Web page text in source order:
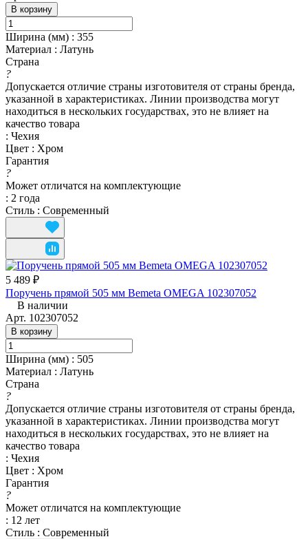
В корзину
Ширина (мм) : 355
Материал : Латунь
Страна
?
Допускается отличие страны изготовителя от страны бренда,
указанной в характеристиках. Линии производства могут
находиться в нескольких государствах, это не влияет на
качество товара
: Чехия
Цвет : Хром
Гарантия
?
Может отличатся на комплектующие
: 2 года
Стиль : Современный
5 489 ₽
Поручень прямой 505 мм Bemeta OMEGA 102307052
В наличии
Арт. 102307052
В корзину
Ширина (мм) : 505
Материал : Латунь
Страна
?
Допускается отличие страны изготовителя от страны бренда,
указанной в характеристиках. Линии производства могут
находиться в нескольких государствах, это не влияет на
качество товара
: Чехия
Цвет : Хром
Гарантия
?
Может отличатся на комплектующие
: 12 лет
Стиль : Современный